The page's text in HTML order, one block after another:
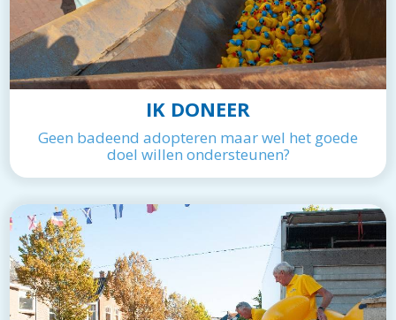
IK DONEER
Geen badeend adopteren maar wel het goede
doel willen ondersteunen?